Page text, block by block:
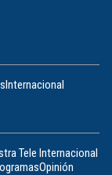
Internacional
Tele Internacional
Opinión